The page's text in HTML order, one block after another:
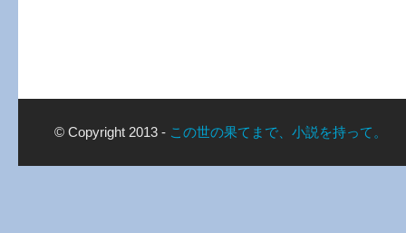
© Copyright 2013 - この世の果てまで、小説を持って。